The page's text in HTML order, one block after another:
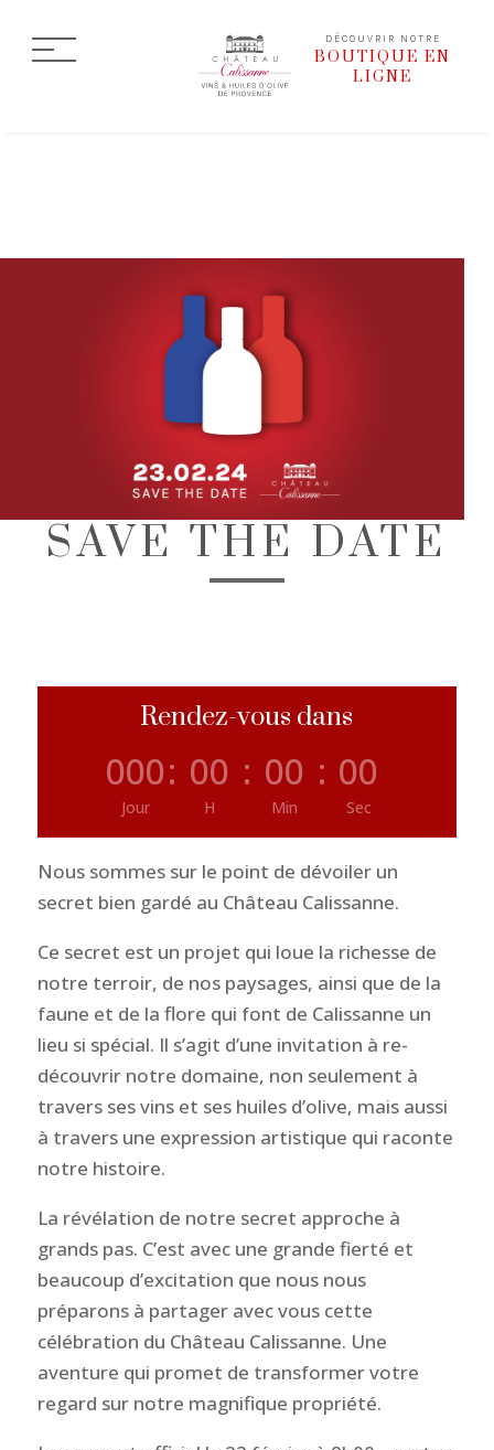
DÉCOUVRIR NOTRE
BOUTIQUE EN
LIGNE
SAVE THE DATE
Rendez-vous dans
000
Jour
: 00
H
: 00
Min
: 00
Sec
Nous sommes sur le point de dévoiler un
secret bien gardé au Château Calissanne.
Ce secret est un projet qui loue la richesse de
notre terroir, de nos paysages, ainsi que de la
faune et de la flore qui font de Calissanne un
lieu si spécial. Il s’agit d’une invitation à re-
découvrir notre domaine, non seulement à
travers ses vins et ses huiles d’olive, mais aussi
à travers une expression artistique qui raconte
notre histoire.
La révélation de notre secret approche à
grands pas. C’est avec une grande fierté et
beaucoup d’excitation que nous nous
préparons à partager avec vous cette
célébration du Château Calissanne. Une
aventure qui promet de transformer votre
regard sur notre magnifique propriété.